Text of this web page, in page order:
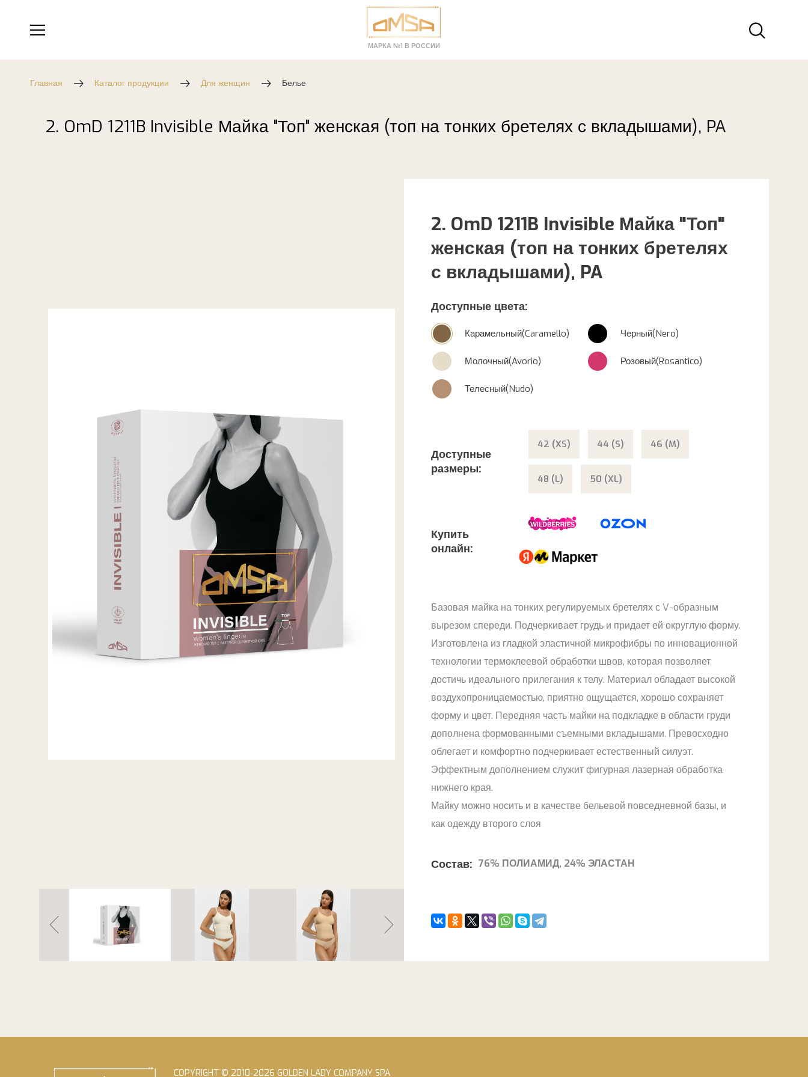
МАРКА №1 В РОССИИ
Главная Каталог продукции Для женщин Белье
2. OmD 1211B Invisible Майка "Топ" женская (топ на тонких бретелях с вкладышами), PA
2. OmD 1211B Invisible Майка "Топ"
женская (топ на тонких бретелях
с вкладышами), PA
Доступные цвета:
Карамельный(Caramello) Черный(Nero)
Молочный(Avorio) Розовый(Rosantico)
Телесный(Nudo)
Доступные
размеры:
42 (XS) 44 (S) 46 (M)
48 (L) 50 (XL)
Купить
онлайн:
Базовая майка на тонких регулируемых бретелях с V-образным
вырезом спереди. Подчеркивает грудь и придает ей округлую форму.
Изготовлена из гладкой эластичной микрофибры по инновационной
технологии термоклеевой обработки швов, которая позволяет
достичь идеального прилегания к телу. Материал обладает высокой
воздухопроницаемостью, приятно ощущается, хорошо сохраняет
форму и цвет. Передняя часть майки на подкладке в области груди
дополнена формованными съемными вкладышами. Превосходно
облегает и комфортно подчеркивает естественный силуэт.
Эффектным дополнением служит фигурная лазерная обработка
нижнего края.
Майку можно носить и в качестве бельевой повседневной базы, и
как одежду второго слоя
Состав: 76% ПОЛИАМИД, 24% ЭЛАСТАН
COPYRIGHT © 2010-2026 GOLDEN LADY COMPANY SPA